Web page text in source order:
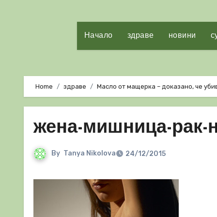
Начало здраве новини
Home здраве Масло от мащерка – доказано, че
жена-мишница-рак-
By Tanya Nikolova 24/12/2015